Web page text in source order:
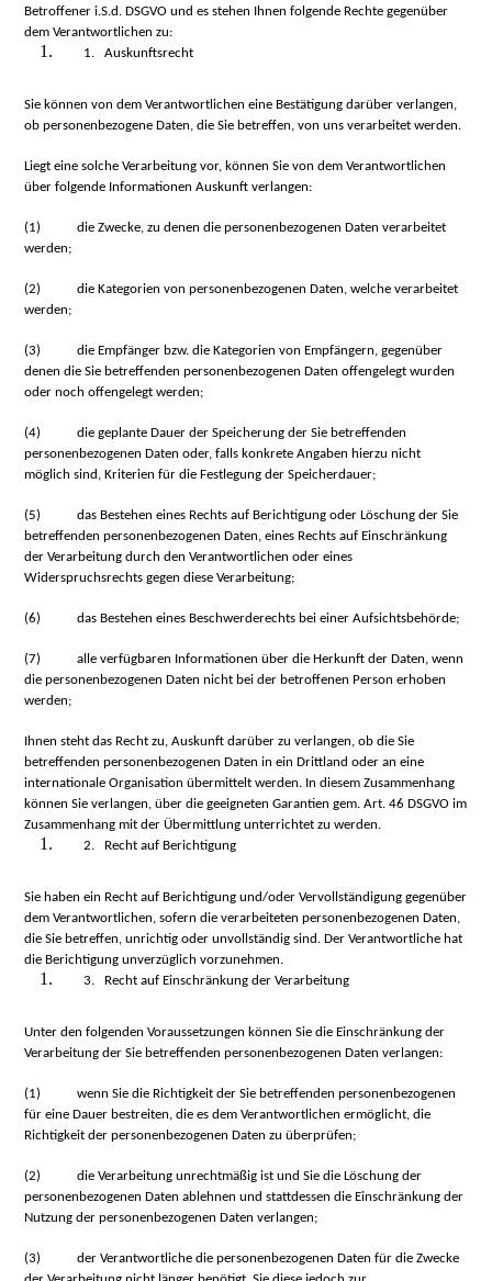
Betroffener i.S.d. DSGVO und es stehen Ihnen folgende Rechte gegenüber
dem Verantwortlichen zu:
1. Auskunftsrecht
Sie können von dem Verantwortlichen eine Bestätigung darüber verlangen,
ob personenbezogene Daten, die Sie betreffen, von uns verarbeitet werden.
Liegt eine solche Verarbeitung vor, können Sie von dem Verantwortlichen
über folgende Informationen Auskunft verlangen:
(1)die Zwecke, zu denen die personenbezogenen Daten verarbeitet
werden;
(2)die Kategorien von personenbezogenen Daten, welche verarbeitet
werden;
(3)die Empfänger bzw. die Kategorien von Empfängern, gegenüber
denen die Sie betreffenden personenbezogenen Daten offengelegt wurden
oder noch offengelegt werden;
(4)die geplante Dauer der Speicherung der Sie betreffenden
personenbezogenen Daten oder, falls konkrete Angaben hierzu nicht
möglich sind, Kriterien für die Festlegung der Speicherdauer;
(5)das Bestehen eines Rechts auf Berichtigung oder Löschung der Sie
betreffenden personenbezogenen Daten, eines Rechts auf Einschränkung
der Verarbeitung durch den Verantwortlichen oder eines
Widerspruchsrechts gegen diese Verarbeitung;
(6)das Bestehen eines Beschwerderechts bei einer Aufsichtsbehörde;
(7)alle verfügbaren Informationen über die Herkunft der Daten, wenn
die personenbezogenen Daten nicht bei der betroffenen Person erhoben
werden;
Ihnen steht das Recht zu, Auskunft darüber zu verlangen, ob die Sie
betreffenden personenbezogenen Daten in ein Drittland oder an eine
internationale Organisation übermittelt werden. In diesem Zusammenhang
können Sie verlangen, über die geeigneten Garantien gem. Art. 46 DSGVO im
Zusammenhang mit der Übermittlung unterrichtet zu werden.
2. Recht auf Berichtigung
Sie haben ein Recht auf Berichtigung und/oder Vervollständigung gegenüber
dem Verantwortlichen, sofern die verarbeiteten personenbezogenen Daten,
die Sie betreffen, unrichtig oder unvollständig sind. Der Verantwortliche hat
die Berichtigung unverzüglich vorzunehmen.
3. Recht auf Einschränkung der Verarbeitung
Unter den folgenden Voraussetzungen können Sie die Einschränkung der
Verarbeitung der Sie betreffenden personenbezogenen Daten verlangen:
(1)wenn Sie die Richtigkeit der Sie betreffenden personenbezogenen
für eine Dauer bestreiten, die es dem Verantwortlichen ermöglicht, die
Richtigkeit der personenbezogenen Daten zu überprüfen;
(2)die Verarbeitung unrechtmäßig ist und Sie die Löschung der
personenbezogenen Daten ablehnen und stattdessen die Einschränkung der
Nutzung der personenbezogenen Daten verlangen;
(3)der Verantwortliche die personenbezogenen Daten für die Zwecke